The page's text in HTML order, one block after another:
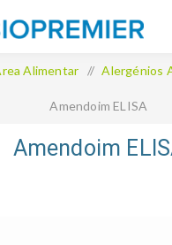
Alimentar / Alergénios
Amendoim ELISA
Amendoim